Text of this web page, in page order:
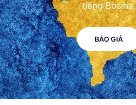
tiếng Bosnia.
BÁO GIÁ